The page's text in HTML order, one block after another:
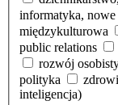
informatyka,
międzykulturowa
public relations
rozwój
polityka
inteligencja)